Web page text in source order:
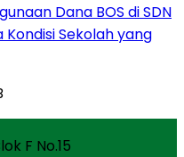
Dana BOS di SDN
Sekolah yang
F No.15